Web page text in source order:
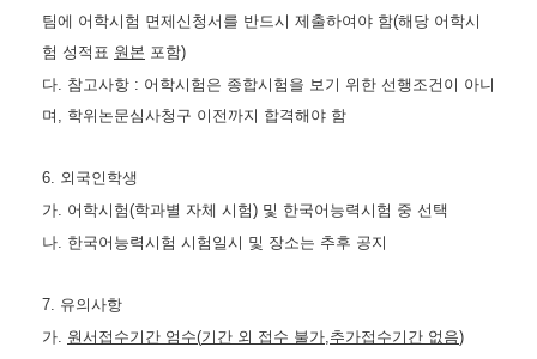
팀에 어학시험 면제신청서를 반드시 제출하여야 함(해당 어학시
험 성적표 원본 포함)
다. 참고사항 : 어학시험은 종합시험을 보기 위한 선행조건이 아니
며 , 학위논문심사청구 이전까지 합격해야 함
6. 외국인학생
가. 어학시험(학과별 자체 시험) 및 한국어능력시험 중 선택
나. 한국어능력시험 시험일시 및 장소는 추후 공지
7. 유의사항
가. 원서접수기간 엄수(기간 외 접수 불가,추가접수기간 없음)